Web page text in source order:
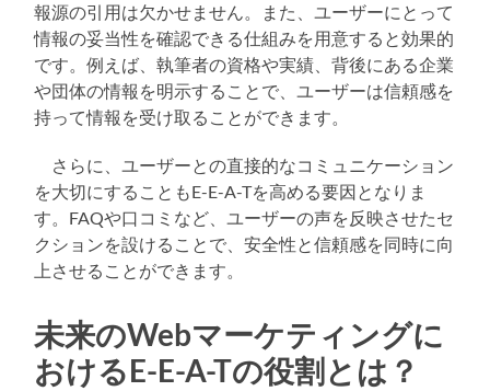
報源の引用は欠かせません。また、ユーザーにとって
情報の妥当性を確認できる仕組みを用意すると効果的
です。例えば、執筆者の資格や実績、背後にある企業
や団体の情報を明示することで、ユーザーは信頼感を
持って情報を受け取ることができます。
さらに、ユーザーとの直接的なコミュニケーション
を大切にすることもE-E-A-Tを高める要因となりま
す。FAQや口コミなど、ユーザーの声を反映させたセ
クションを設けることで、安全性と信頼感を同時に向
上させることができます。
未来のWebマーケティングに
おけるE-E-A-Tの役割とは？